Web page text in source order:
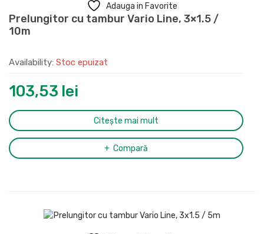
Adauga in Favorite
Prelungitor cu tambur Vario Line, 3×1.5 /
10m
Availability: Stoc epuizat
103,53 lei
Citește mai mult
Compară